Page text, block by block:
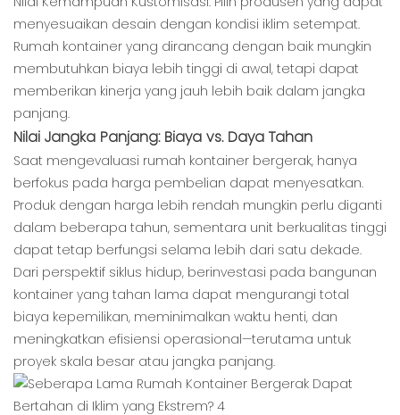
menyesuaikan desain dengan kondisi iklim setempat.
Rumah kontainer yang dirancang dengan baik mungkin
membutuhkan biaya lebih tinggi di awal, tetapi dapat
memberikan kinerja yang jauh lebih baik dalam jangka
panjang.
Nilai Jangka Panjang: Biaya vs. Daya Tahan
Saat mengevaluasi rumah kontainer bergerak, hanya
berfokus pada harga pembelian dapat menyesatkan.
Produk dengan harga lebih rendah mungkin perlu diganti
dalam beberapa tahun, sementara unit berkualitas tinggi
dapat tetap berfungsi selama lebih dari satu dekade.
Dari perspektif siklus hidup, berinvestasi pada bangunan
kontainer yang tahan lama dapat mengurangi total
biaya kepemilikan, meminimalkan waktu henti, dan
meningkatkan efisiensi operasional—terutama untuk
proyek skala besar atau jangka panjang.